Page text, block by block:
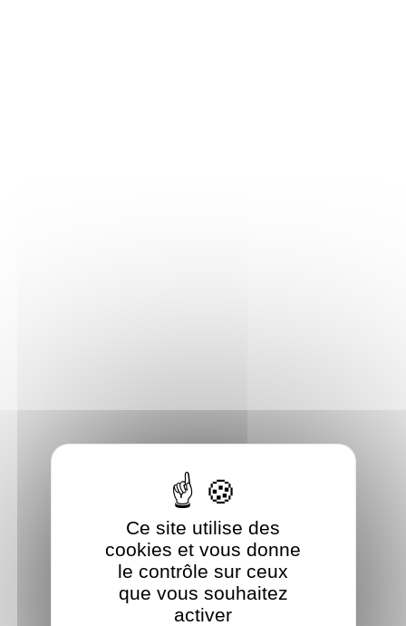
Ce site utilise des
cookies et vous donne
le contrôle sur ceux
que vous souhaitez
activer